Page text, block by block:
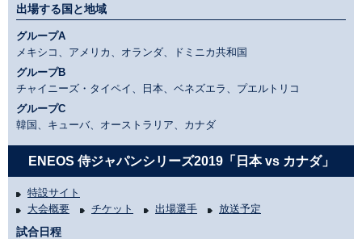
出場する国と地域
グループA
メキシコ、アメリカ、オランダ、ドミニカ共和国
グループB
チャイニーズ・タイペイ、日本、ベネズエラ、プエルトリコ
グループC
韓国、キューバ、オーストラリア、カナダ
ENEOS 侍ジャパンシリーズ2019「日本 vs カナダ」
特設サイト
大会概要
チケット 出場選手 放送予定
試合日程